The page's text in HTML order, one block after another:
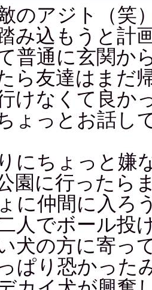
のアジト（笑
み込もうと計
普通に玄関か
ら友達はまだ
けなくて良か
ょっとお話し
にちょっと嫌
園に行ったら
に仲間に入ろ
人でボール投
犬の方に寄っ
ぱり恐かった